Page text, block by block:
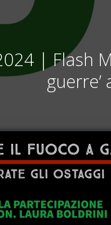
| Flash
guerre’